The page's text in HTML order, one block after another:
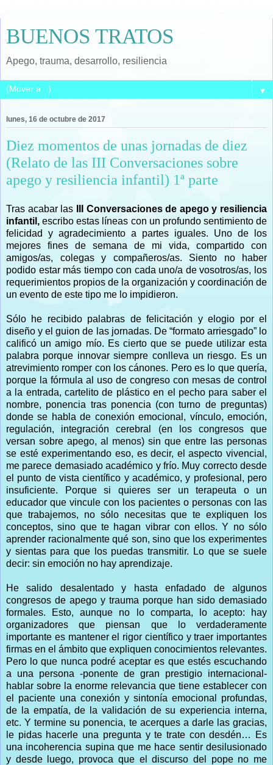
BUENOS TRATOS
Apego, trauma, desarrollo, resiliencia
▼
lunes, 16 de octubre de 2017
Diez momentos de unas jornadas de diez
(Relato de las III Conversaciones sobre
apego y resiliencia infantil) 1ª parte
Tras acabar las
III Conversaciones de apego y resiliencia
infantil, escribo estas líneas con un profundo sentimiento de
felicidad y agradecimiento a partes iguales. Uno de los
mejores fines de semana de mi vida, compartido con
amigos/as, colegas y compañeros/as. Siento no haber
podido estar más tiempo con cada uno/a de vosotros/as, los
requerimientos propios de la organización y coordinación de
un evento de este tipo me lo impidieron.
Sólo he recibido palabras de felicitación y elogio por el
diseño y el guion de las jornadas. De “formato arriesgado” lo
calificó un amigo mío. Es cierto que se puede utilizar esta
palabra porque innovar siempre conlleva un riesgo. Es un
atrevimiento romper con los cánones. Pero es lo que quería,
porque la fórmula al uso de congreso con mesas de control
a la entrada, cartelito de plástico en el pecho para saber el
nombre, ponencia tras ponencia (con turno de preguntas)
donde se habla de conexión emocional, vínculo, emoción,
regulación, integración cerebral (en los congresos que
versan sobre apego, al menos) sin que entre las personas
se esté experimentando eso, es decir, el aspecto vivencial,
me parece demasiado académico y frío. Muy correcto desde
el punto de vista científico y académico, y profesional, pero
insuficiente. Porque si quieres ser un terapeuta o un
educador que vincule con los pacientes o personas con las
que trabajemos, no sólo necesitas que te expliquen los
conceptos, sino que te hagan vibrar con ellos. Y no sólo
aprender racionalmente qué son, sino que los experimentes
y sientas para que los puedas transmitir. Lo que se suele
decir: sin emoción no hay aprendizaje.
He salido desalentado y hasta enfadado de algunos
congresos de apego y trauma porque han sido demasiado
formales. Esto, aunque no lo comparta, lo acepto: hay
organizadores que piensan que lo verdaderamente
importante es mantener el rigor científico y traer importantes
firmas en el ámbito que expliquen conocimientos relevantes.
Pero lo que nunca podré aceptar es que estés escuchando
a una persona -ponente de gran prestigio internacional-
hablar sobre la enorme relevancia que tiene establecer con
el paciente una conexión y sintonía emocional profundas,
de la empatía, de la validación de su experiencia interna,
etc. Y termine su ponencia, te acerques a darle las gracias,
le pidas hacerle una pregunta y te trate con desdén… Es
una incoherencia supina que me hace sentir desilusionado
y desde luego, provoca que el discurso del pope no me